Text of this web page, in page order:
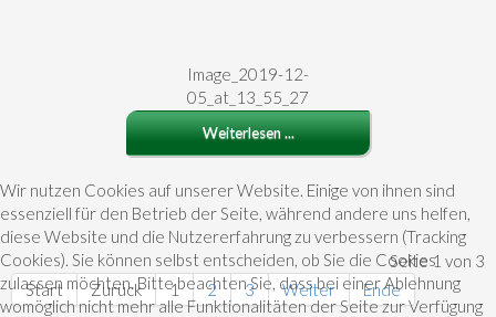
Image_2019-12-
05_at_13_55_27
Weiterlesen ...
Seite 1 von 3
Start
Zurück 1 2 3 Weiter Ende
Wir nutzen Cookies auf unserer Website. Einige von ihnen sind
essenziell für den Betrieb der Seite, während andere uns helfen,
diese Website und die Nutzererfahrung zu verbessern (Tracking
Cookies). Sie können selbst entscheiden, ob Sie die Cookies
zulassen möchten. Bitte beachten Sie, dass bei einer Ablehnung
womöglich nicht mehr alle Funktionalitäten der Seite zur Verfügung